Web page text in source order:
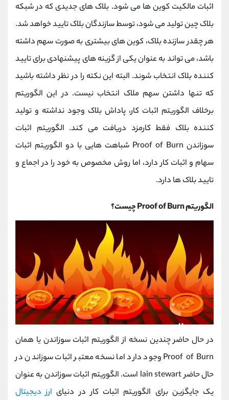
اثبات مالکیت کوین ها می شود. بلاک های جدیدی که در شبکه
بلاک چین تولید می شود، توسط سازندگان بلاک تایید خواهد شد.
هر چقدر سازنده بلاک، کوین های بیشتری به صورت سهم داشته
باشد، می تواند به عنوان یکی از گزینه های پیشنهادی برای تایید
کننده بلاک انتخاب شوند. البته این نکته را در نظر داشته باشید
که تنها داشتن سهم ملاک انتخاب نیست. در این الگوریتم
برخلاف الگوریتم اثبات کار، پاداش بلاک وجود نداشته و تولید
کننده بلاک فقط کارمزد دریافت می کند. الگوریتم اثبات
سوزاندن Proof of Burn شباهت هایی با دو الگوریتم اثبات
سهام و اثبات کار دارد، اما روش مخصوص به خود را در اجماع و
تایید بلاک ها دارد.
الگوریتم Proof of Burn چیست؟
در حال حاضر چندین نسخه از الگوریتم اثبات سوزاندن یا همان
Proof of Burn وجود دارد اما نسخه معتبر اثبات سوزاندن در
حال حاضر lain stewart است. الگوریتم اثبات سوزاندن به عنوان
یک جایگزین برای الگوریتم اثبات کار در دنیای ارز دیجیتال